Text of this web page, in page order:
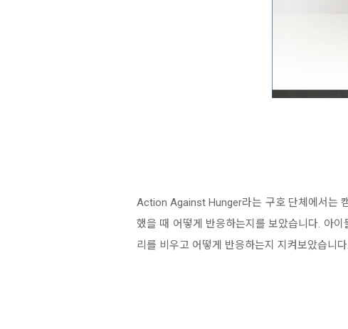
Action Against Hunger라는 구호 단체에서는
했을 때 어떻게 반응하는지를 보았습니다. 아
리를 비우고 어떻게 반응하는지 지켜보았습니